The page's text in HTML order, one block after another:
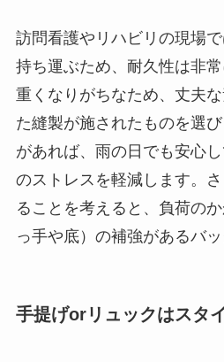
訪問看護やリハビリの現場
持ち運ぶため、耐久性は非
重くなりがちなため、丈夫
た縫製が施されたものを選
があれば、雨の日でも安心
のストレスを軽減します。
ることを考えると、負荷の
っ手や底）の補強があるバッ
手提げorリュックはスタ